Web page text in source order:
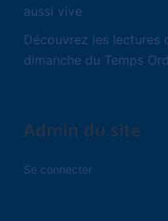
aussi vive
Découvrez les lectures
dimanche du Temps
Admin du site
Se connecter